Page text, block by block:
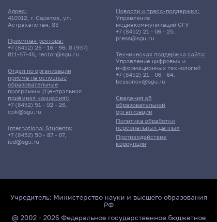
Адрес:
410012, г. Саратов, ул.
Астраханская, 83
Приёмная ректора:
+7 (8452) 26 - 16 - 96, 8 (937)
811-67-46, rector@sgu.ru
Отдел по организации
приёма на основные
образовательные
программы (Центральная
приёмная комиссия):
+7 (8452) 51 - 92 - 26,
cpk@sgu.ru
International Students:
+7 (8452) 50 - 87 - 07,
ied@sgu.ru
Сведения об
образовательной
организации
Политика обработки
персональных данных
Противодействие
коррупции
Новости и пресс-поддержка:
Управление
медиакоммуникаций СГУ
+7 (8452) 21 - 06 - 25,
press@sgu.ru
Техническая поддержка сайта:
Управление цифровых и
информационных технологий
+7 (8452) 21 - 06 - 64,
bessonov@sgu.ru
Учредитель: Министерство науки и высшего образования
РФ
@ 2002 - 2026 Федеральное государственное бюджетное